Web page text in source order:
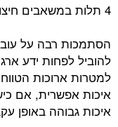
4 תלות במשאבים חיצוניים:
הסתמכות רבה על
להוביל לפחות ידע
למטרות ארוכות
איכות אפשרית, אם
איכות גבוהה באופן